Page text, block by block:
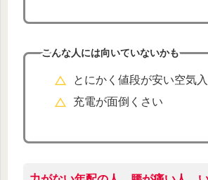
こんな人には向いていないかも
とにかく値段が安い空気
充電が面倒くさい